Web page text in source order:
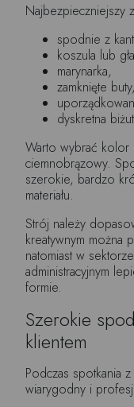
Najbezpieczniejszy
spodnie z
koszula lub
marynarka,
zamknięte buty,
dyskretna
Warto wybrać kolor
ciemnobrązowy.
szerokie, bardzo
materiału.
Strój należy
kreatywnym
natomiast w
administracyjnym
formie.
Szerokie
klientem
Podczas spotkania
wiarygodny i